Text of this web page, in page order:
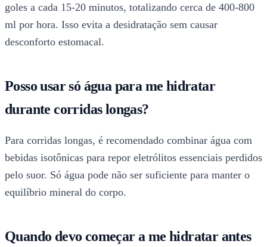
goles a cada 15-20 minutos, totalizando cerca de 400-800
ml por hora. Isso evita a desidratação sem causar
desconforto estomacal.
Posso usar só água para me hidratar
durante corridas longas?
Para corridas longas, é recomendado combinar água com
bebidas isotônicas para repor eletrólitos essenciais perdidos
pelo suor. Só água pode não ser suficiente para manter o
equilíbrio mineral do corpo.
Quando devo começar a me hidratar antes